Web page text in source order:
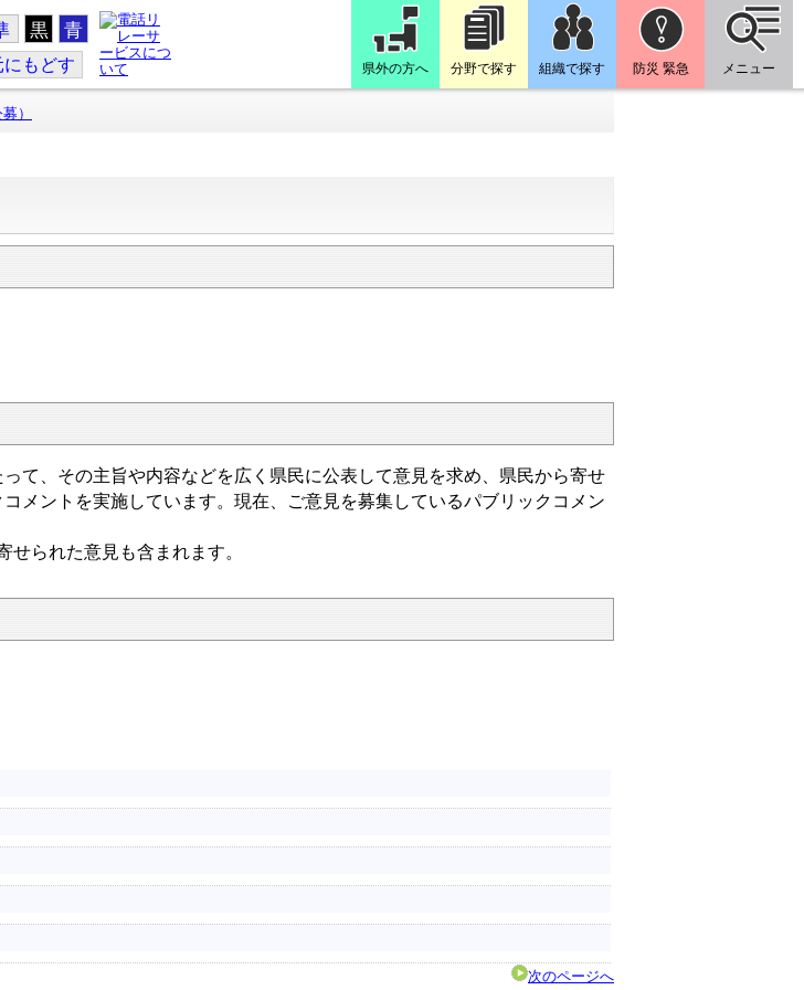
黒 青
にもどす 県外の方へ 分野で探す 組織で探す 防災 緊急 メニュー
）
て、その主旨や内容などを広く県民に公表して意見を求め、県民から寄せ
メントを実施しています。現在、ご意見を募集しているパブリックコメン
られた意見も含まれます。
次のページへ